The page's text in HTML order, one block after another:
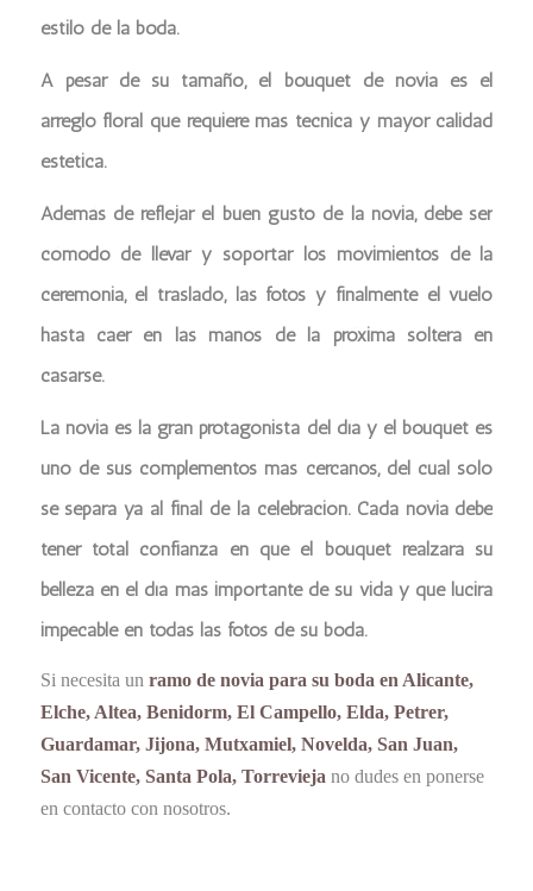
estilo de la boda.
A pesar de su tamaño, el bouquet de novia es el
arreglo floral que requiere más técnica y mayor calidad
estética.
Además de reflejar el buen gusto de la novia, debe ser
cómodo de llevar y soportar los movimientos de la
ceremonia, el traslado, las fotos y finalmente el vuelo
hasta caer en las manos de la próxima soltera en
casarse.
La novia es la gran protagonista del día y el bouquet es
uno de sus complementos más cercanos, del cual sólo
se separa ya al final de la celebración. Cada novia debe
tener total confianza en que el bouquet realzará su
belleza en el día más importante de su vida y que lucirá
impecable en todas las fotos de su boda.
Si necesita un ramo de novia para su boda en Alicante,
Elche, Altea, Benidorm, El Campello, Elda, Petrer,
Guardamar, Jijona, Mutxamiel, Novelda, San Juan,
San Vicente, Santa Pola, Torrevieja no dudes en ponerse
en contacto con nosotros.